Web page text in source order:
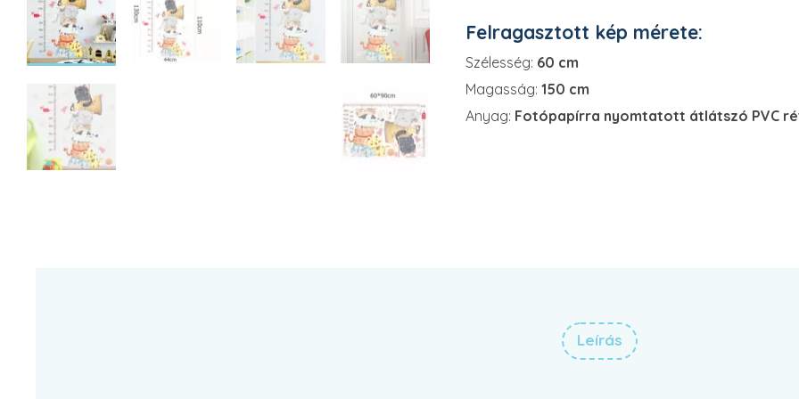
Felragasztott kép mérete:
Szélesség: 60 cm
Magasság: 150 cm
Anyag: Fotópapírra nyomtatott átlátszó PVC
Leírás